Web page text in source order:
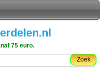
75 euro.
Zoek